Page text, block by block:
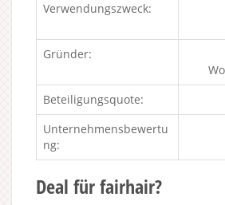
Verwendungszweck:
Gründer:
Beteiligungsquote:
Unternehmensbewertu
ng:
Deal für fairhair?